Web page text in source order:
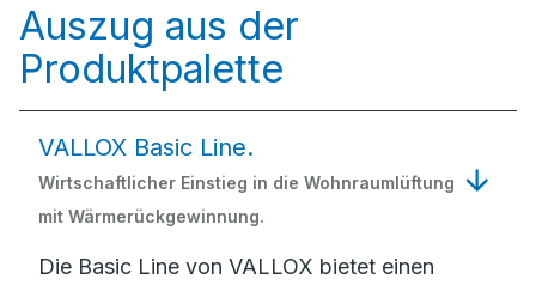
Auszug aus der
Produktpalette
VALLOX Basic Line.
Wirtschaftlicher Einstieg in die Wohnraumlüftung
mit Wärmerückgewinnung.
Die Basic Line von VALLOX bietet einen